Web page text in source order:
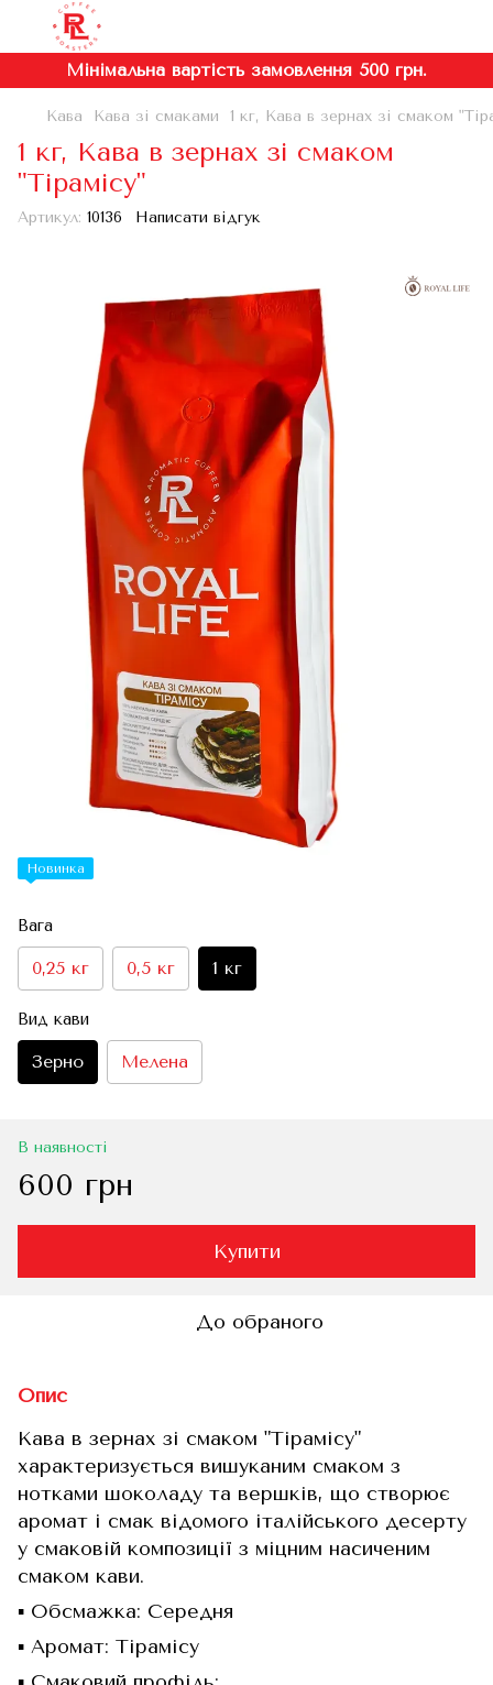
Мінімальна вартість замовлення 500 грн.
Кава Кава зі смаками 1 кг, Кава в зернах зі смаком
1 кг, Кава в зернах зі смаком
"Тірамісу"
Артикул: 10136 Написати відгук
Новинка
Вага
0,25 кг 0,5 кг 1 кг
Вид кави
Зерно Мелена
В наявності
600 грн
Купити
До обраного
Опис
Кава в зернах зі смаком "Тірамісу"
характеризується вишуканим смаком з
нотками шоколаду та вершків, що створює
аромат і смак відомого італійського десерту
у смаковій композиції з міцним насиченим
смаком кави.
▪️ Обсмажка: Середня
▪️ Аромат: Тірамісу